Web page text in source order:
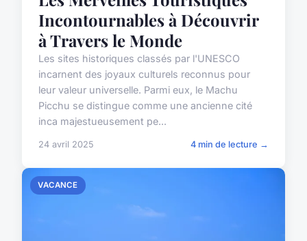
Incontournables à Découvrir
à Travers le Monde
Les sites historiques classés par l'UNESCO
incarnent des joyaux culturels reconnus pour
leur valeur universelle. Parmi eux, le Machu
Picchu se distingue comme une ancienne cité
inca majestueusement pe...
24 avril 2025 4 min de lecture →
VACANCE